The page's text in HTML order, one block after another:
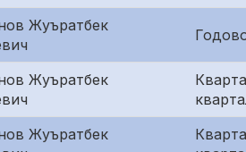
Жуъратбек
Жуъратбек
Жуъратбек